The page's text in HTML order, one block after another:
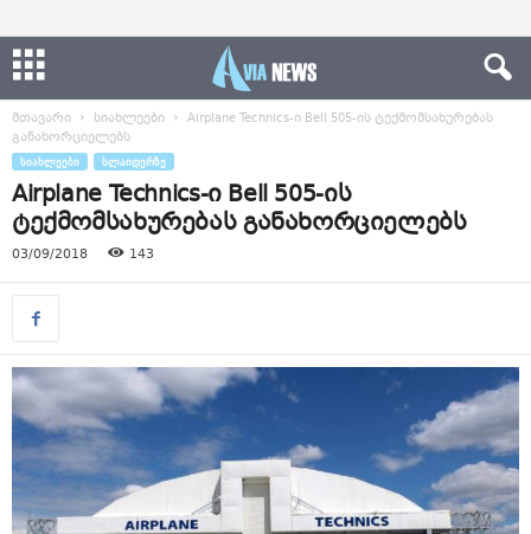
მთავარი სიახლეები
Airplane Technics-ი Bell 505-ის ტექმომსახურებას
განახორციელებს
ᲡᲘᲐᲮᲚᲔᲔᲑᲘ ᲡᲚᲐᲘᲓᲔᲠᲖᲔ
Airplane Technics-ი Bell 505-ის
ტექმომსახურებას განახორციელებს
03/09/2018 143